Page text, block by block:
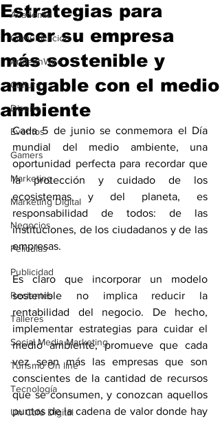
Academia
Comunicación
AndeanWire
Cultura
Diseño
Eventos
Gamers
Marketing
Marketing Digital
Negocios
Películas
Publicidad
Recientes
Talleres
Social Media Marketing
Turismo On line
Tecnología
Un Café Digital
Estrategias para
hacer su empresa
más sostenible y
amigable con el medio
ambiente
Cada 5 de junio se conmemora el Día
mundial del medio ambiente, una
oportunidad perfecta para recordar que
la protección y cuidado de los
ecosistemas y del planeta, es
responsabilidad de todos: de las
instituciones, de los ciudadanos y de las
empresas.
Es claro que incorporar un modelo
sostenible no implica reducir la
rentabilidad del negocio. De hecho,
implementar estrategias para cuidar el
medio ambiente, promueve que cada
vez sean más las empresas que son
conscientes de la cantidad de recursos
que se consumen, y conozcan aquellos
puntos de la cadena de valor donde hay